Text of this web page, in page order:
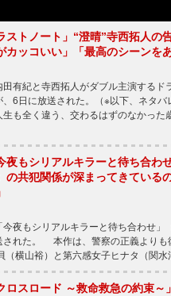
ストノート」“澄晴”寺西拓人
カッコいい」「最高のシーンを
有紀と寺西拓人がダブル主演するド
、6日に放送された。（※以下、ネタ
生も全く違う、交わるはずのなかっ
夜もシリアルキラーと待ち合
の共犯関係が深まってきている
夜もシリアルキラーと待ち合わせ」
された。 本作は、警察の正義よりも
（横山裕）と第六感女子ヒナタ（関
ロスロード ～救命救急の約束